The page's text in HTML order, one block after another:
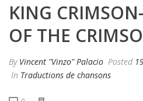
KING
OF THE
By Vincent "Vinzo" Palacio Posted
In Traductions de chansons